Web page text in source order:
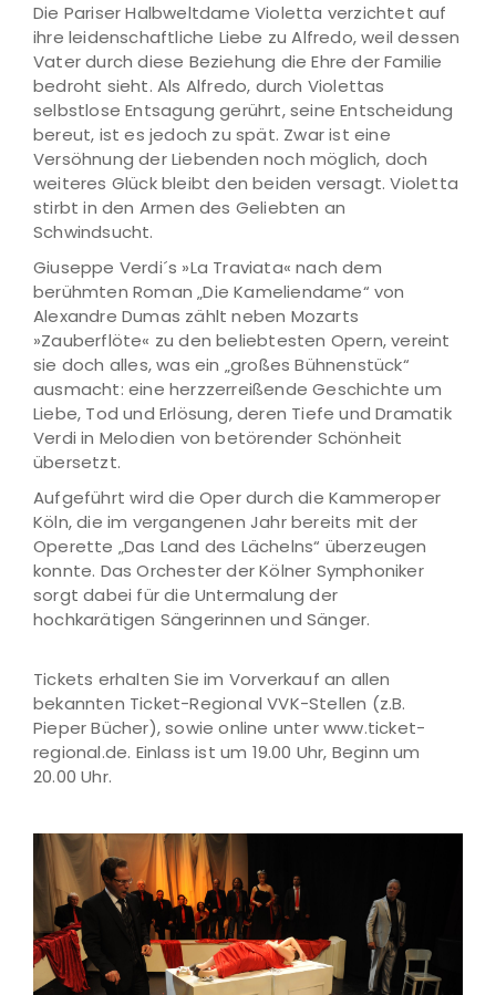
Die Pariser Halbweltdame Violetta verzichtet auf
ihre leidenschaftliche Liebe zu Alfredo, weil dessen
Vater durch diese Beziehung die Ehre der Familie
bedroht sieht. Als Alfredo, durch Violettas
selbstlose Entsagung gerührt, seine Entscheidung
bereut, ist es jedoch zu spät. Zwar ist eine
Versöhnung der Liebenden noch möglich, doch
weiteres Glück bleibt den beiden versagt. Violetta
stirbt in den Armen des Geliebten an
Schwindsucht.
Giuseppe Verdi´s »La Traviata« nach dem
berühmten Roman „Die Kameliendame“ von
Alexandre Dumas zählt neben Mozarts
»Zauberflöte« zu den beliebtesten Opern, vereint
sie doch alles, was ein „großes Bühnenstück“
ausmacht: eine herzzerreißende Geschichte um
Liebe, Tod und Erlösung, deren Tiefe und Dramatik
Verdi in Melodien von betörender Schönheit
übersetzt.
Aufgeführt wird die Oper durch die Kammeroper
Köln, die im vergangenen Jahr bereits mit der
Operette „Das Land des Lächelns“ überzeugen
konnte. Das Orchester der Kölner Symphoniker
sorgt dabei für die Untermalung der
hochkarätigen Sängerinnen und Sänger.
Tickets erhalten Sie im Vorverkauf an allen
bekannten Ticket-Regional VVK-Stellen (z.B.
Pieper Bücher), sowie online unter www.ticket-
regional.de. Einlass ist um 19.00 Uhr, Beginn um
20.00 Uhr.